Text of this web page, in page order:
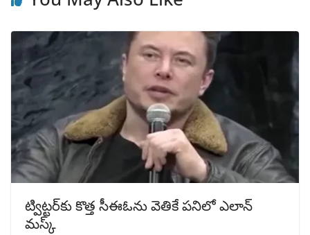
ట్విట్టర్⁭కు కొత్త సీఈఓను వెతికే పనిలో ఎలాన్
మస్క్